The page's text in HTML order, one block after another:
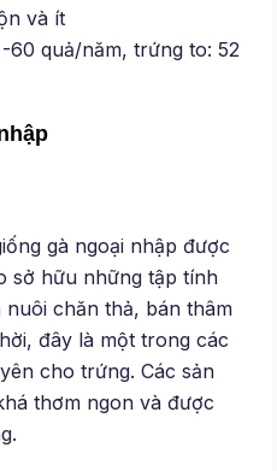
và ít
60 quả/năm, trứng to: 52
gà ngoại nhập được
sở hữu những tập tính
chăn thả, bán thâm
đây là một trong các
cho trứng. Các sản
thơm ngon và được